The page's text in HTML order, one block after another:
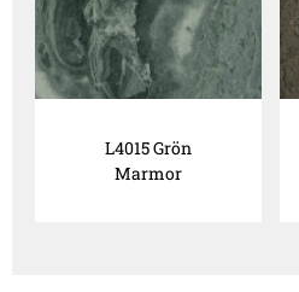
L4015 Grön
Marmor